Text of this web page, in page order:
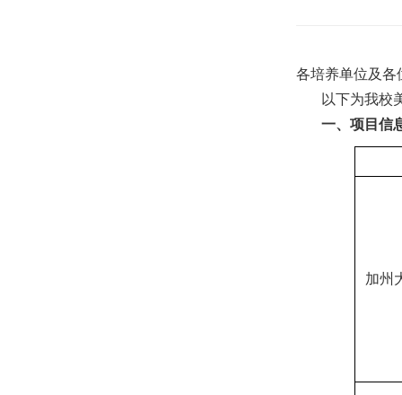
各培养单位及各
以下为我校
一、项目信
加州